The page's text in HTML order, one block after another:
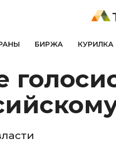
БИРЖА КУРИЛКА